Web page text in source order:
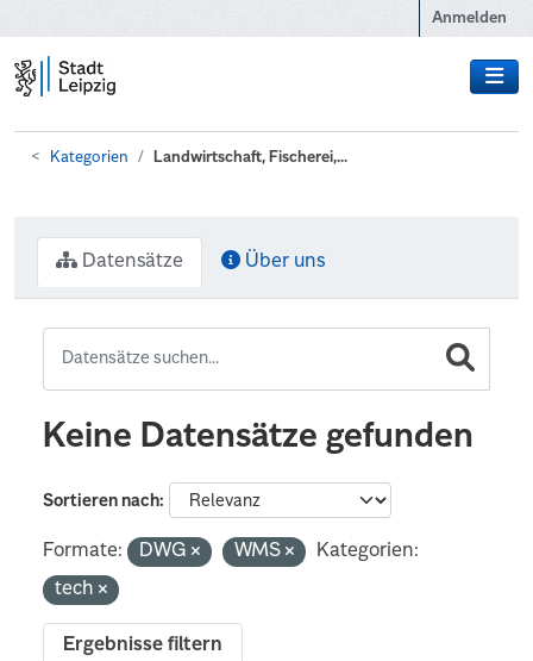
Anmelden
Kategorien Landwirtschaft, Fischerei,...
Datensätze Über uns
Keine Datensätze gefunden
Sortieren nach
Formate: DWG WMS
Kategorien:
tech
Ergebnisse filtern